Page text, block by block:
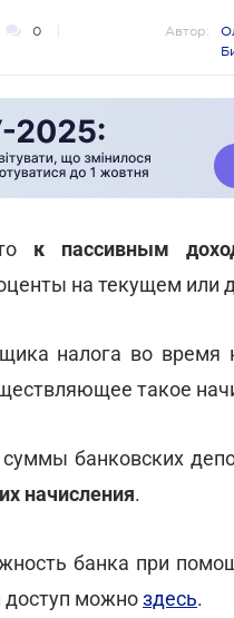
0 Автор:
к пассивным
на текущем или
налога во время
такое
банковских
начисления.
банка при
доступ можноздесь.